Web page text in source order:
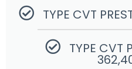
TYPE CVT
TYPE CVT